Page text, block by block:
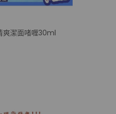
爽潔面啫喱30ml